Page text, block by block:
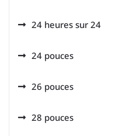
24 heures sur 24
24 pouces
26 pouces
28 pouces